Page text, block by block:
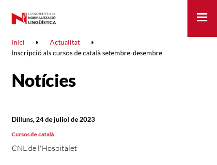
Inici
Actualitat
Inscripció als cursos de català setembre-desembre
Notícies
CNL de l'Hospitalet
Dilluns, 24 de juliol de 2023
Cursos de català